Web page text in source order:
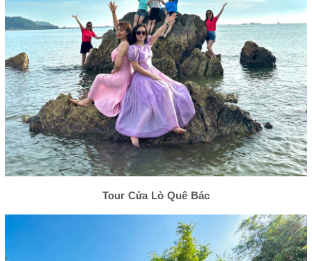
Tour Cửa Lò Quê Bác